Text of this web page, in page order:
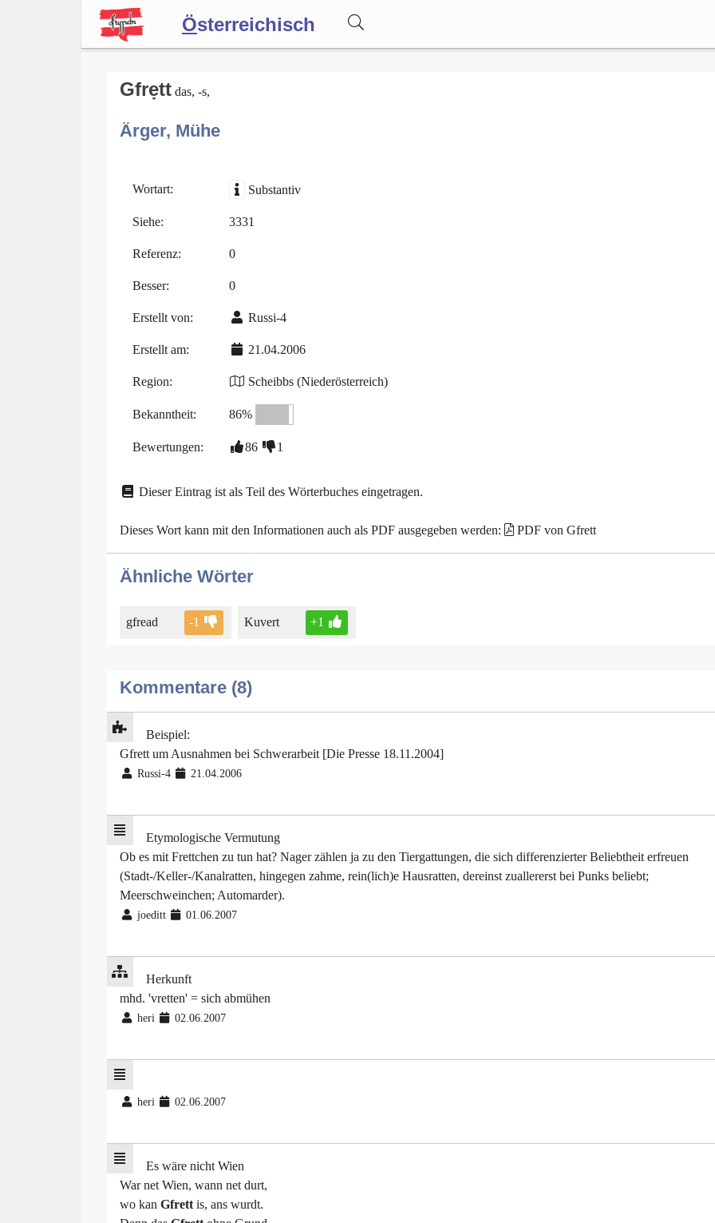
Österreichisch
Forum
Blog
Gfrẹtt das, -s,
Ärger, Mühe
Wortart: Substantiv
Siehe: 3331
Referenz: 0
Besser: 0
Erstellt von: Russi-4
Erstellt am: 21.04.2006
Region: Scheibbs (Niederösterreich)
Bekanntheit: 86%
Bewertungen: 86 1
Dieser Eintrag ist als Teil des Wörterbuches eingetragen.
Dieses Wort kann mit den Informationen auch als PDF ausgegeben werden: PDF von Gfrett
Ähnliche Wörter
gfread -1 Kuvert +1
Kommentare (8)
Beispiel:
Gfrett um Ausnahmen bei Schwerarbeit [Die Presse 18.11.2004]
Russi-4 21.04.2006
Etymologische Vermutung
Ob es mit Frettchen zu tun hat? Nager zählen ja zu den Tiergattungen, die sich differenzierter Beliebtheit erfreuen
(Stadt-/Keller-/Kanalratten, hingegen zahme, rein(lich)e Hausratten, dereinst zuallererst bei Punks beliebt;
Meerschweinchen; Automarder).
joeditt 01.06.2007
Herkunft
mhd. 'vretten' = sich abmühen
heri 02.06.2007
heri 02.06.2007
Es wäre nicht Wien
War net Wien, wann net durt,
wo kan Gfrett is, ans wurdt.